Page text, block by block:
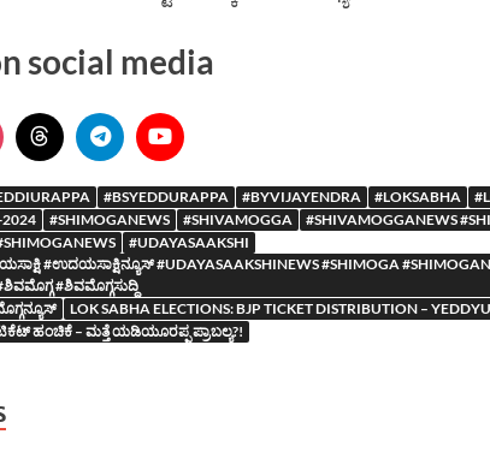
social media
#BSYEDDURAPPA #BYVIJAYENDRA #LOKSABHA
2024
#SHIMOGANEWS #SHIVAMOGGA
#SHIVAMOGGANEWS
#UDAYASAAKSHI
#ಉದಯಸಾಕ್ಷಿನ್ಯೂಸ್ #UDAYASAAKSHINEWS #SHIMOGA
#ಶಿವಮೊಗ್ಗಸುದ್ದಿ
LOK SABHA ELECTIONS: BJP TICKET DISTRIBUTION –
ಹಂಚಿಕೆ – ಮತ್ತೆ ಯಡಿಯೂರಪ್ಪ ಪ್ರಾಬಲ್ಯ?!